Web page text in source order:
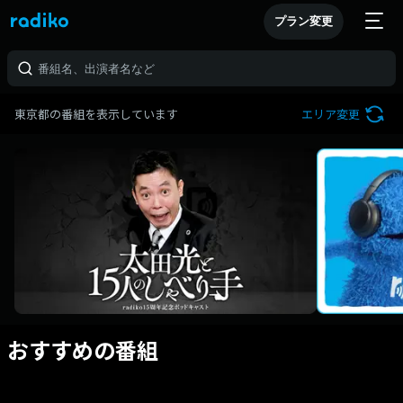
プラン変更
東京都の番組を表示しています エリア変更
おすすめの番組